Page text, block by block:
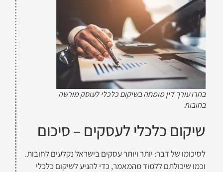
בחרו עורך דין מומחה בשיקום כלכלי לעוסק מורשה
בחובות
שיקום כלכלי לעסקים – סיכום
לסיכומו של דבר: יותר ויותר עסקים בישראל נקלעים לחובות.
וכמו שיכולתם ללמוד מהמאמר, כדי להגיע לשיקום כלכלי